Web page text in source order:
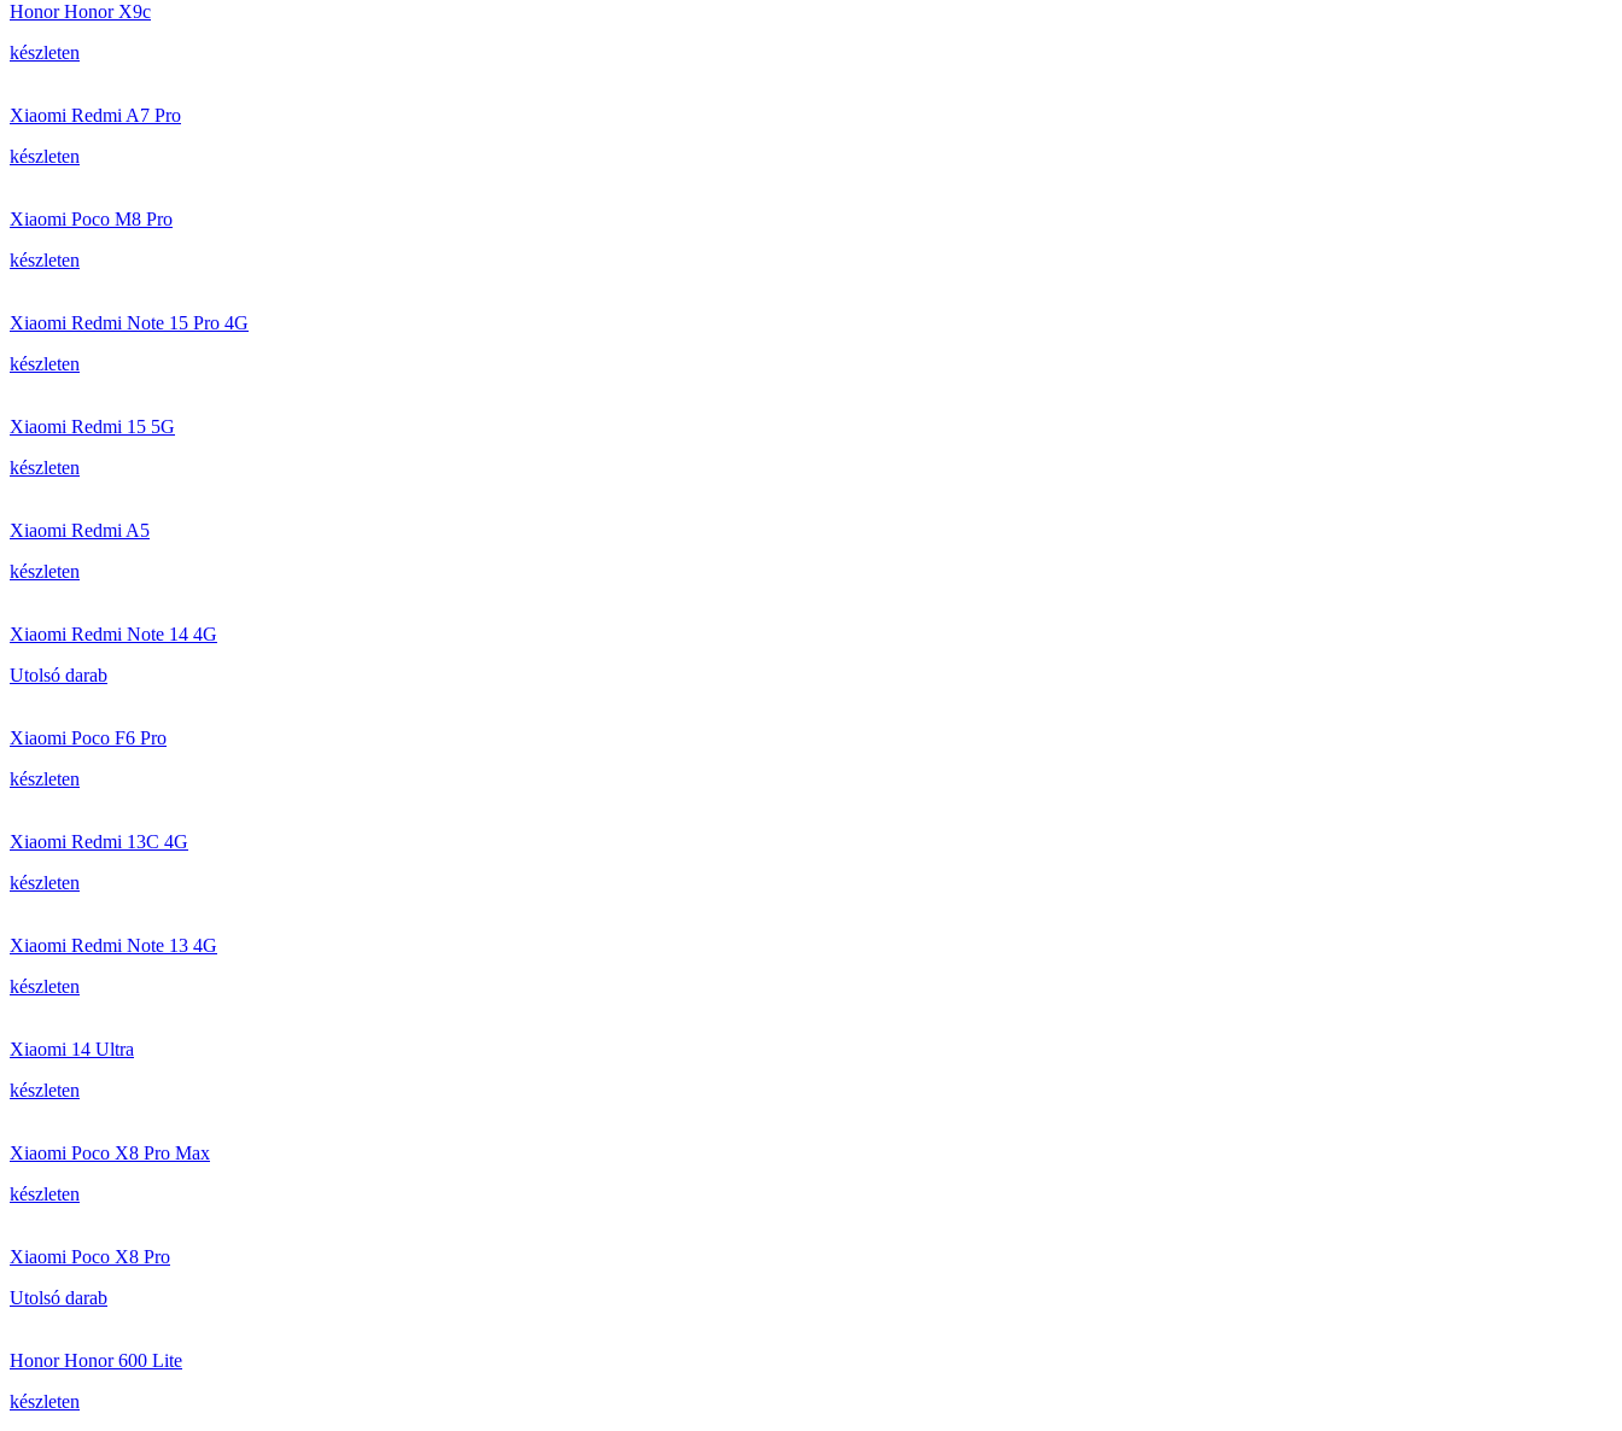
Honor Honor X9c
készleten
Xiaomi Redmi A7 Pro
készleten
Xiaomi Poco M8 Pro
készleten
Xiaomi Redmi Note 15 Pro 4G
készleten
Xiaomi Redmi 15 5G
készleten
Xiaomi Redmi A5
készleten
Xiaomi Redmi Note 14 4G
Utolsó darab
Xiaomi Poco F6 Pro
készleten
Xiaomi Redmi 13C 4G
készleten
Xiaomi Redmi Note 13 4G
készleten
Xiaomi 14 Ultra
készleten
Xiaomi Poco X8 Pro Max
készleten
Xiaomi Poco X8 Pro
Utolsó darab
Honor Honor 600 Lite
készleten